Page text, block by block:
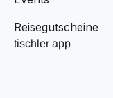
Reisegutscheine
tischler app